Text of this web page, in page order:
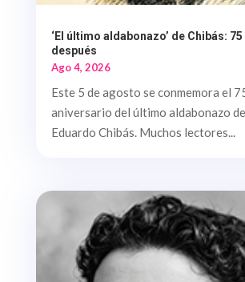
‘El último aldabonazo’ de Chibás:
después
Ago 4, 2026
Este 5 de agosto se conmemora el
aniversario del último aldabonazo
Eduardo Chibás. Muchos lectores...